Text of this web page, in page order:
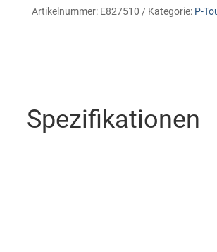
Artikelnummer: E827510 Kategorie: P-
Spezifikationen